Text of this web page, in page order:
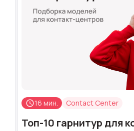
16 мин. Contact Center
Топ-10 гарнитур для